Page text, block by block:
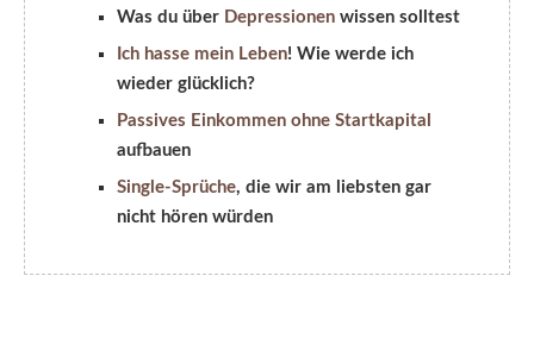
Was du über Depressionen wissen solltest
Ich hasse mein Leben! Wie werde ich
wieder glücklich?
Passives Einkommen ohne Startkapital
aufbauen
Single-Sprüche, die wir am liebsten gar
nicht hören würden